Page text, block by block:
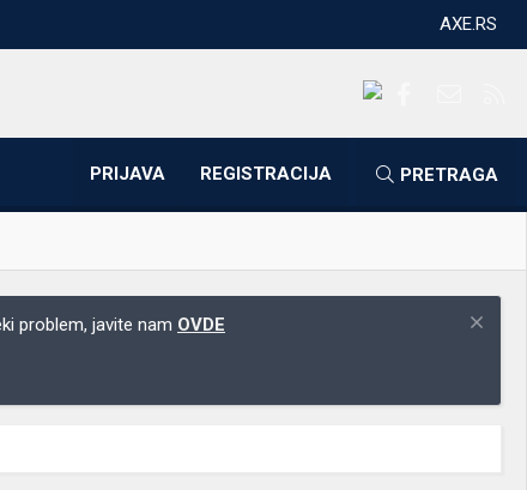
AXE.RS
PRIJAVA REGISTRACIJA PRETRAGA
problem, javite nam OVDE